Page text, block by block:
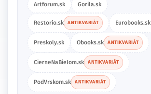
Artforum.sk Gorila.sk
Restorio.sk ANTIKVARIÁT Eurobooks.sk
Preskoly.sk Obooks.sk ANTIKVARIÁT
CierneNaBielom.sk ANTIKVARIÁT
PodVrskom.sk ANTIKVARIÁT